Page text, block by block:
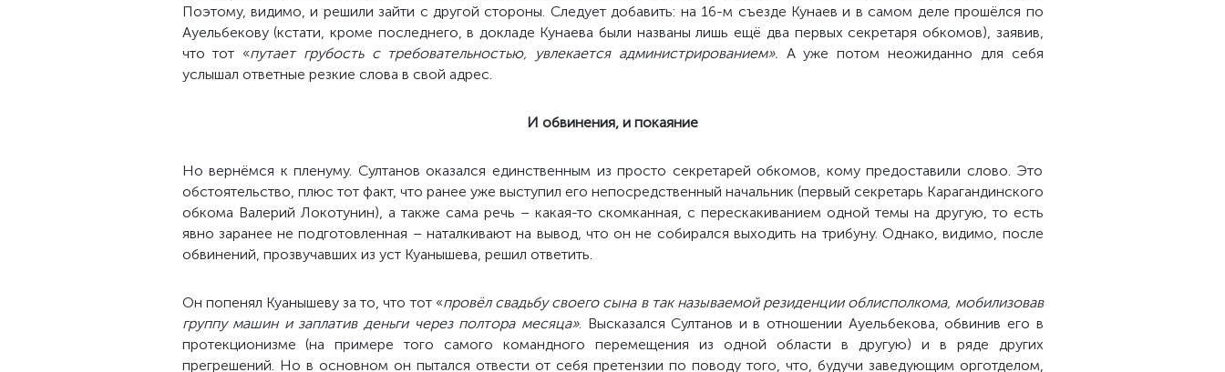
Поэтому, видимо, и решили зайти с другой стороны. Следует добавить: на 16-м съезде Кунаев и в самом деле прошёлся по
Ауельбекову (кстати, кроме последнего, в докладе Кунаева были названы лишь ещё два первых секретаря обкомов), заявив,
что тот «путает грубость с требовательностью, увлекается администрированием». А уже потом неожиданно для себя
услышал ответные резкие слова в свой адрес.
И обвинения, и покаяние
Но вернёмся к пленуму. Султанов оказался единственным из просто секретарей обкомов, кому предоставили слово. Это
обстоятельство, плюс тот факт, что ранее уже выступил его непосредственный начальник (первый секретарь Карагандинского
обкома Валерий Локотунин), а также сама речь – какая-то скомканная, с перескакиванием одной темы на другую, то есть
явно заранее не подготовленная – наталкивают на вывод, что он не собирался выходить на трибуну. Однако, видимо, после
обвинений, прозвучавших из уст Куанышева, решил ответить.
Он попенял Куанышеву за то, что тот «провёл свадьбу своего сына в так называемой резиденции облисполкома, мобилизовав
группу машин и заплатив деньги через полтора месяца». Высказался Султанов и в отношении Ауельбекова, обвинив его в
протекционизме (на примере того самого командного перемещения из одной области в другую) и в ряде других
прегрешений. Но в основном он пытался отвести от себя претензии по поводу того, что, будучи заведующим орготделом,